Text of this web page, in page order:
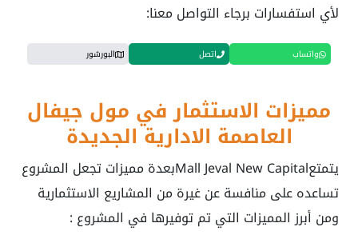
لأي استفسارات برجاء التواصل معنا:
واتساب اتصل البورشور
مميزات الاستثمار في مول جيفال
العاصمة الادارية الجديدة
يتمتعMall Jeval New Capitalبعدة مميزات تجعل المشروع
تساعده على منافسة عن غيرة من المشاريع الاستثمارية
ومن أبرز المميزات التي تم توفيرها في المشروع :